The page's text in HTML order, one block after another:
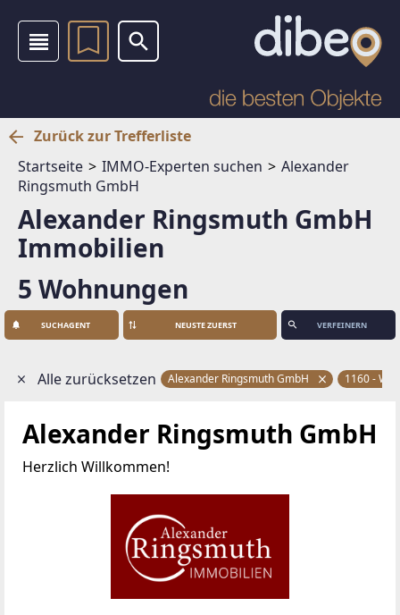
Zurück zur Trefferliste
Startseite
IMMO-Experten suchen
Alexander
Ringsmuth GmbH
Alexander Ringsmuth GmbH
Immobilien
5 Wohnungen
SUCHAGENT VERFEINERN
Alle zurücksetzen Alexander Ringsmuth GmbH 1160 -
Alexander Ringsmuth GmbH
Herzlich Willkommen!